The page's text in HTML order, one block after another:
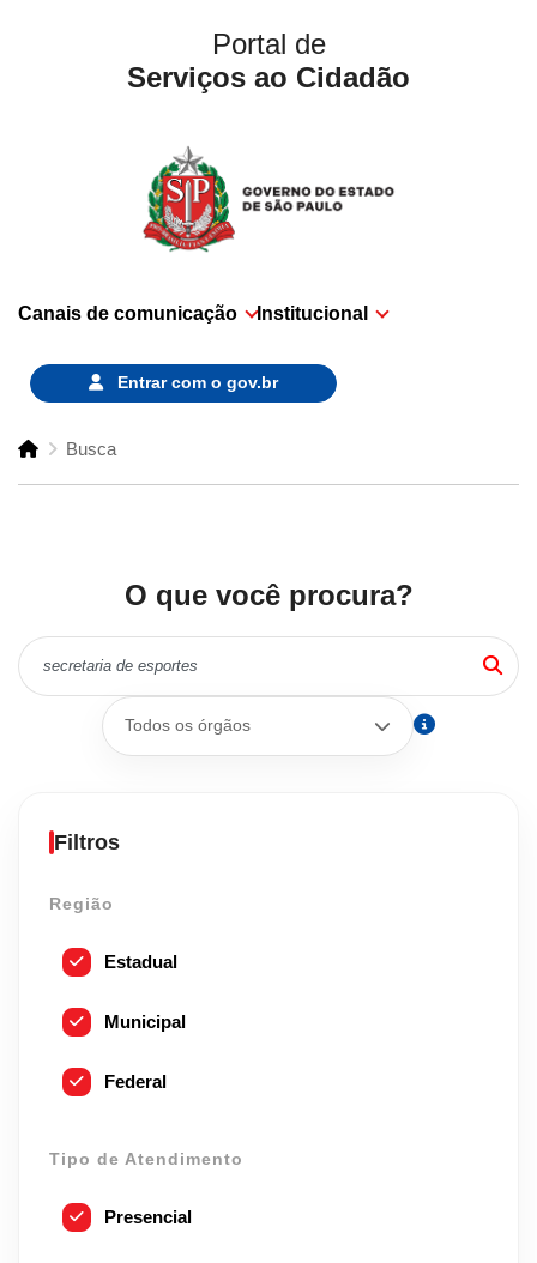
Portal de
Serviços ao Cidadão
Canais de comunicação Institucional
Entrar com o gov.br
Busca
O que você procura?
Todos os órgãos
Filtros
Região
Estadual
Municipal
Federal
Tipo de Atendimento
Presencial